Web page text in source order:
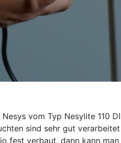
vom Typ Nesylite 110
sind sehr gut
fest verbaut, dann kann